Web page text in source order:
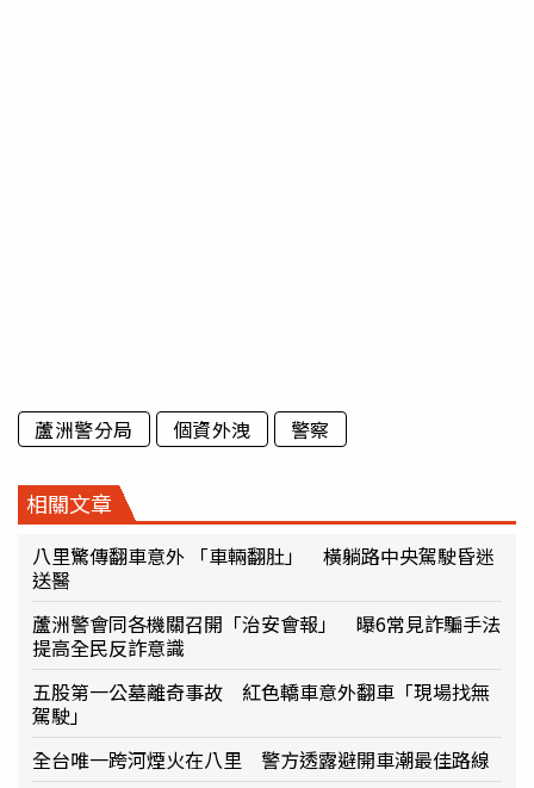
蘆洲警分局 個資外洩 警察
相關文章
八里驚傳翻車意外 「車輛翻肚」 橫躺路中央駕駛昏迷
送醫
蘆洲警會同各機關召開「治安會報」 曝6常見詐騙手法
提高全民反詐意識
五股第一公墓離奇事故 紅色轎車意外翻車「現場找無
駕駛」
全台唯一跨河煙火在八里 警方透露避開車潮最佳路線